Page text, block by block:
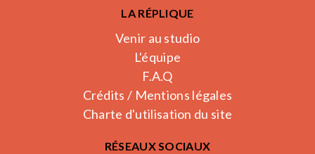
LA RÉPLIQUE
Venir au studio
L'équipe
F.A.Q
Crédits / Mentions légales
Charte d'utilisation du site
RÉSEAUX SOCIAUX